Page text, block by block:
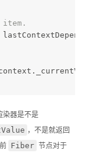
item.
染器是不是
，不是就返回
Fiber 节点对于